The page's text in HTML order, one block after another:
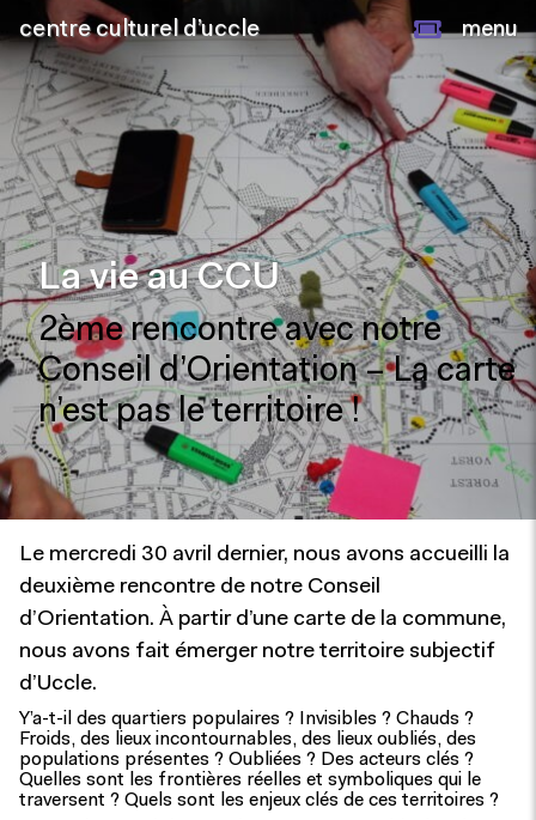
centre culturel d’uccle menu
La vie au CCU
2ème rencontre avec notre
Conseil d’Orientation – La carte
n’est pas le territoire !
Le mercredi 30 avril dernier, nous avons accueilli la
deuxième rencontre de notre Conseil
d’Orientation. À partir d’une carte de la commune,
nous avons fait émerger notre territoire subjectif
d’Uccle.
Y’a-t-il des quartiers populaires ? Invisibles ? Chauds ?
Froids, des lieux incontournables, des lieux oubliés, des
populations présentes ? Oubliées ? Des acteurs clés ?
Quelles sont les frontières réelles et symboliques qui le
traversent ? Quels sont les enjeux clés de ces territoires ?